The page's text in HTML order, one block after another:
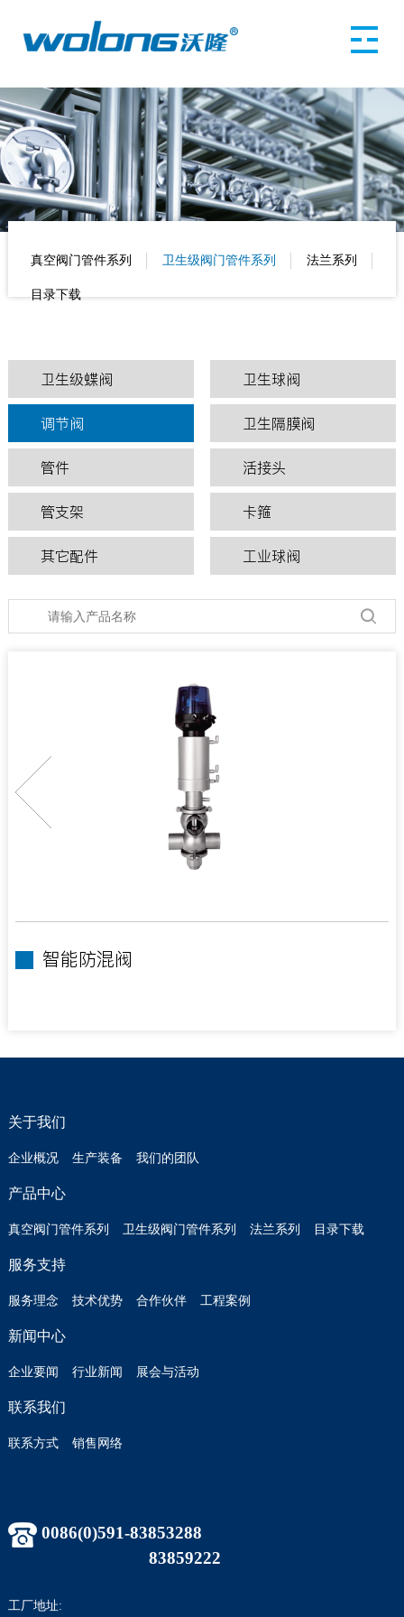
真空阀门管件系列 卫生级阀门管件系列 法兰系列
目录下载
卫生级蝶阀 卫生球阀
调节阀 卫生隔膜阀
管件 活接头
管支架 卡箍
其它配件 工业球阀
智能防混阀
关于我们
企业概况 生产装备 我们的团队
产品中心
真空阀门管件系列 卫生级阀门管件系列 法兰系列 目录下载
服务支持
服务理念 技术优势 合作伙伴 工程案例
新闻中心
企业要闻 行业新闻 展会与活动
联系我们
联系方式 销售网络
0086(0)591-83853288
83859222
工厂地址: